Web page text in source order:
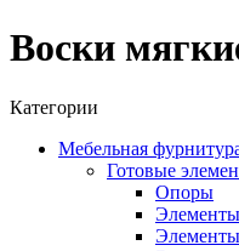
Воски
Категории
Мебельная
Готовые
Опоры
Элементы